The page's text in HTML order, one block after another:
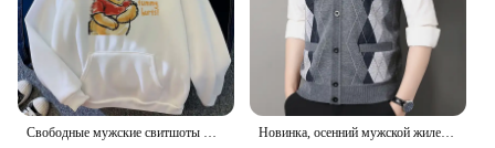
Свободные мужские свитшоты Disney с карманами, мультяшный медведь, Винни-Пух, одежда с принтом, мужские худи, популярный пуловер на осень и зиму Новинка, осенний мужской жилет, свитер без рукавов, флисовый кардиган, теплый вязаный клетчатый деловой повседневный жакет на пуговицах, мужская одежда